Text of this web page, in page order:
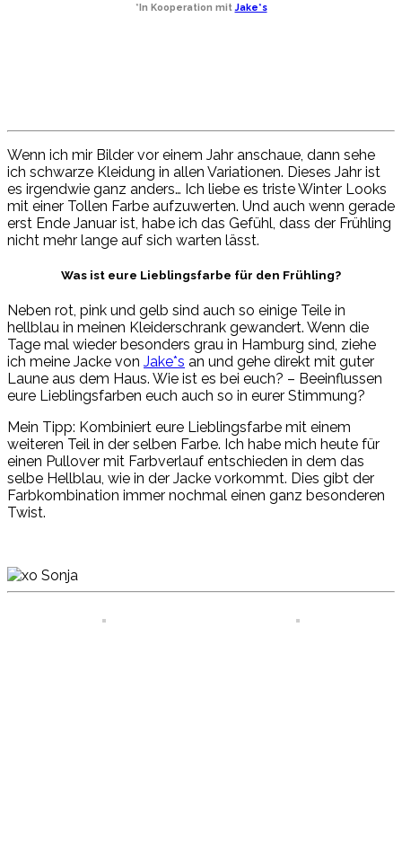
*In Kooperation mitJake*s
Wenn ich mir Bilder vor einem Jahr anschaue, dann sehe
ich schwarze Kleidung in allen Variationen. Dieses Jahr ist
es irgendwie ganz anders… Ich liebe es triste Winter Looks
mit einer Tollen Farbe aufzuwerten. Und auch wenn gerade
erst Ende Januar ist, habe ich das Gefühl, dass der Frühling
nicht mehr lange auf sich warten lässt.
Was ist eure Lieblingsfarbe für den Frühling?
Neben rot, pink und gelb sind auch so einige Teile in
hellblau in meinen Kleiderschrank gewandert. Wenn die
Tage mal wieder besonders grau in Hamburg sind, ziehe
ich meine Jacke von Jake*s an und gehe direkt mit guter
Laune aus dem Haus. Wie ist es bei euch? – Beeinflussen
eure Lieblingsfarben euch auch so in eurer Stimmung?
Mein Tipp: Kombiniert eure Lieblingsfarbe mit einem
weiteren Teil in der selben Farbe. Ich habe mich heute für
einen Pullover mit Farbverlauf entschieden in dem das
selbe Hellblau, wie in der Jacke vorkommt. Dies gibt der
Farbkombination immer nochmal einen ganz besonderen
Twist.